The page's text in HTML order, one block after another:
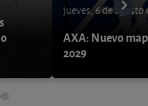
jueves, 6 de agosto
AXA: Nuevo
2029